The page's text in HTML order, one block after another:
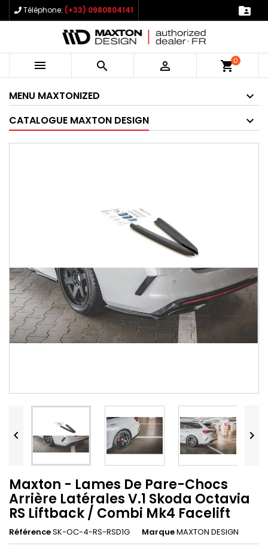
Téléphone: (+33) 0980804141 
   shopping_cart0
MENU MAXTONIZED
CATALOGUE MAXTON DESIGN
 
Maxton - Lames De Pare-Chocs
Arrière Latérales V.1 Skoda Octavia
RS Liftback / Combi Mk4 Facelift
RéférenceSK-OC-4-RS-RSD1G MarqueMAXTON DESIGN